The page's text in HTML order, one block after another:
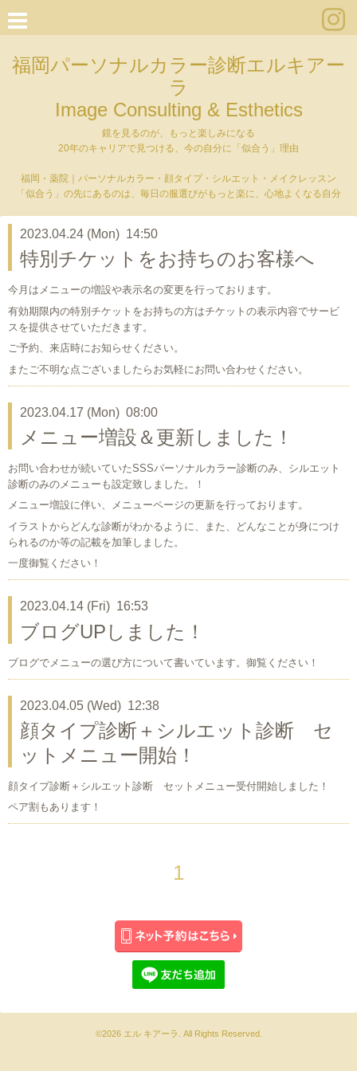
福岡パーソナルカラー診断エルキアー
ラ
Image Consulting & Esthetics
鏡を見るのが、もっと楽しみになる
20年のキャリアで見つける、今の自分に「似合う」理由
福岡・薬院｜パーソナルカラー・顔タイプ・シルエット・メイクレッスン
「似合う」の先にあるのは、毎日の服選びがもっと楽に、心地よくなる自分
2023.04.24 (Mon) 14:50
特別チケットをお持ちのお客様へ
今月はメニューの増設や表示名の変更を行っております。
有効期限内の特別チケットをお持ちの方はチケットの表示内容でサービ
スを提供させていただきます。
ご予約、来店時にお知らせください。
またご不明な点ございましたらお気軽にお問い合わせください。
2023.04.17 (Mon) 08:00
メニュー増設＆更新しました！
お問い合わせが続いていたSSSパーソナルカラー診断のみ、シルエット
診断のみのメニューも設定致しました。！
メニュー増設に伴い、メニューページの更新を行っております。
イラストからどんな診断がわかるように、また、どんなことが身につけ
られるのか等の記載を加筆しました。
一度御覧ください！
2023.04.14 (Fri) 16:53
ブログUPしました！
ブログでメニューの選び方について書いています。御覧ください！
2023.04.05 (Wed) 12:38
顔タイプ診断＋シルエット診断 セ
ットメニュー開始！
顔タイプ診断＋シルエット診断 セットメニュー受付開始しました！
ペア割もあります！
1
©2026 エル キアーラ . All Rights Reserved.